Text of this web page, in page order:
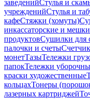
заведенийСтулья и
учрежденийСтулья и
кафеСтяжки (хомуты)
инкассаторские и
продуктовСушилки для
палочки и счеты
монетТазыТележки
папокТележки
краски художественные
кольцахТонеры
лазерных картриджей